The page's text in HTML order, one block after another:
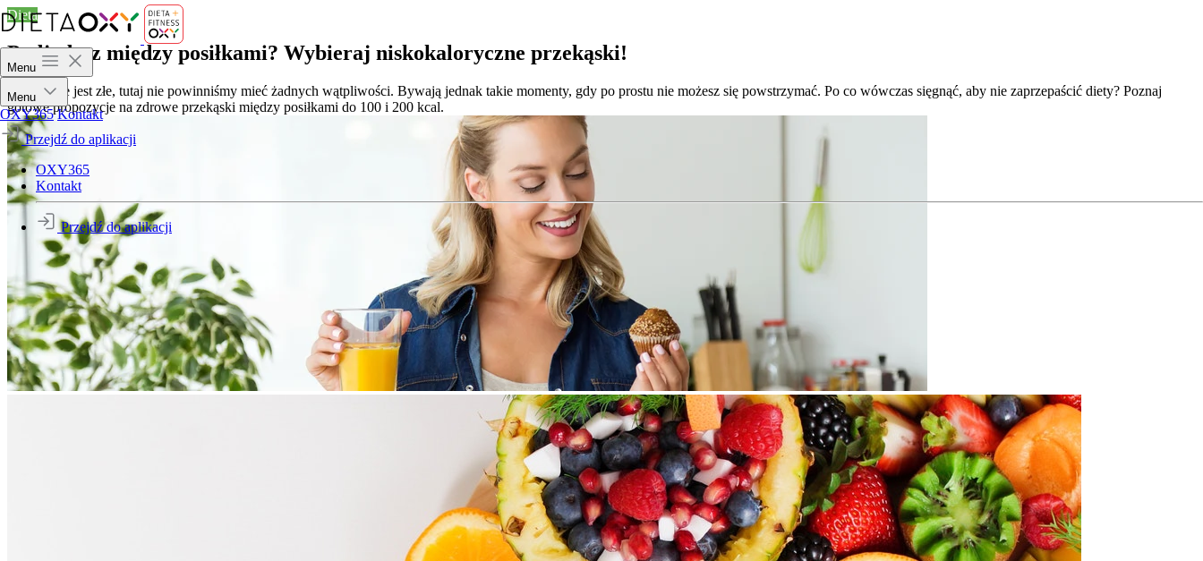
Menu
Menu
OXY365 Kontakt
Przejdź do aplikacji
OXY365
Kontakt
Przejdź do aplikacji
Dieta
Podjadasz między posiłkami? Wybieraj niskokaloryczne przekąski!
Podjadanie jest złe, tutaj nie powinniśmy mieć żadnych wątpliwości. Bywają jednak takie momenty, gdy po prostu nie możesz się powstrzymać. Po co wówczas sięgnąć, aby nie zaprzepaścić diety? Poznaj
gotowe propozycje na zdrowe przekąski między posiłkami do 100 i 200 kcal.